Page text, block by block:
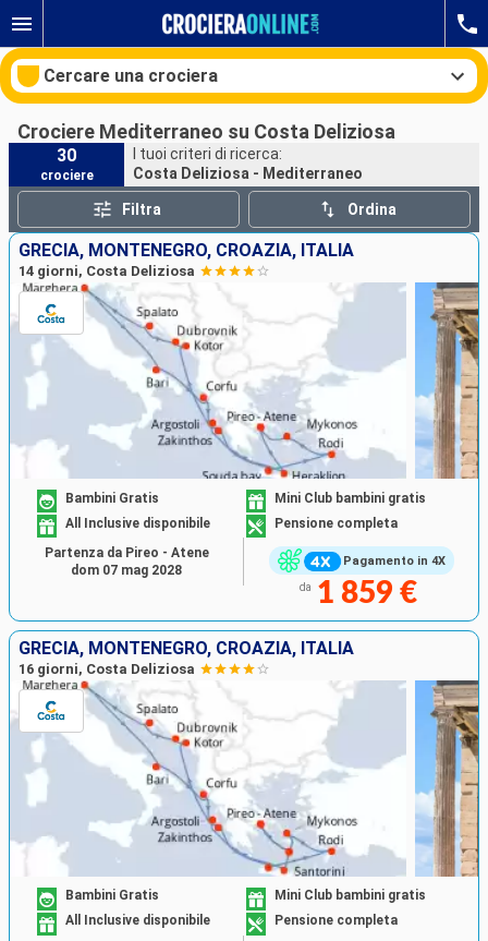
Cercare una crociera
Le nostre destinazioni
Mesi di partenza
Porti Compagnie
Ricerca
Crociere Mediterraneo su Costa Deliziosa
30
crociere
I tuoi criteri di ricerca:
Costa Deliziosa - Mediterraneo
Filtra Ordina
GRECIA, MONTENEGRO, CROAZIA, ITALIA
14 giorni, Costa Deliziosa
Pagamento in 4X
Bambini Gratis
Mini Club bambini gratis
All Inclusive disponibile
Pensione completa
da 1 859 €
Partenza da Pireo - Atene
dom 07 mag 2028
GRECIA, MONTENEGRO, CROAZIA, ITALIA
16 giorni, Costa Deliziosa
Bambini Gratis
Mini Club bambini gratis
All Inclusive disponibile
Pensione completa